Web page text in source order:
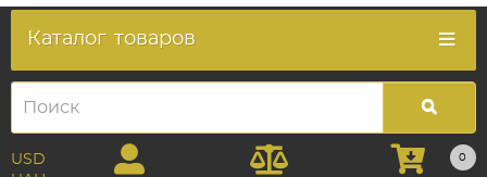
Каталог товаров
USD
0